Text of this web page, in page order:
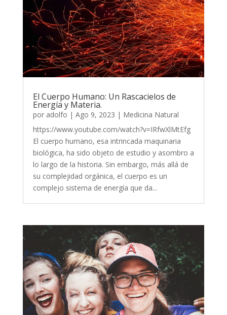
El Cuerpo Humano: Un Rascacielos de
Energía y Materia.
por adolfo | Ago 9, 2023 | Medicina Natural
https://www.youtube.com/watch?v=IRfwXlMtEfg
El cuerpo humano, esa intrincada maquinaria
biológica, ha sido objeto de estudio y asombro a
lo largo de la historia. Sin embargo, más allá de
su complejidad orgánica, el cuerpo es un
complejo sistema de energía que da...